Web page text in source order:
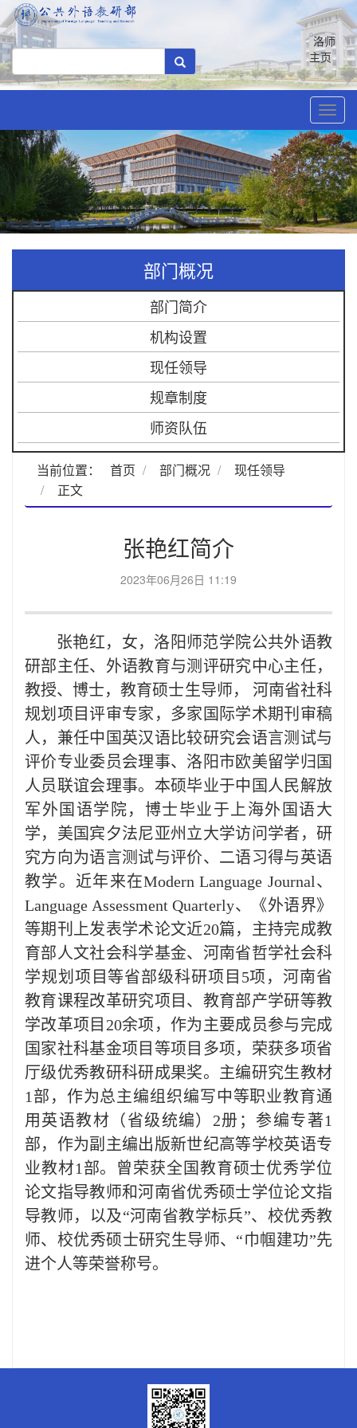
洛师
主页
部门概况
部门简介
机构设置
现任领导
规章制度
师资队伍
当前位置： 首页 部门概况
现任领导
正文
张艳红简介
2023年06月26日 11:19
张艳红，女，洛阳师范学院公共外语教
研部主任、外语教育与测评研究中心主任，
教授、博士，教育硕士生导师， 河南省社科
规划项目评审专家，多家国际学术期刊审稿
人，兼任中国英汉语比较研究会语言测试与
评价专业委员会理事、洛阳市欧美留学归国
人员联谊会理事。本硕毕业于中国人民解放
军外国语学院，博士毕业于上海外国语大
学，美国宾夕法尼亚州立大学访问学者，研
究方向为语言测试与评价、二语习得与英语
教学。近年来在Modern Language Journal、
Language Assessment Quarterly、《外语界》
等期刊上发表学术论文近20篇，主持完成教
育部人文社会科学基金、河南省哲学社会科
学规划项目等省部级科研项目5项，河南省
教育课程改革研究项目、教育部产学研等教
学改革项目20余项，作为主要成员参与完成
国家社科基金项目等项目多项，荣获多项省
厅级优秀教研科研成果奖。主编研究生教材
1部，作为总主编组织编写中等职业教育通
用英语教材（省级统编）2册；参编专著1
部，作为副主编出版新世纪高等学校英语专
业教材1部。曾荣获全国教育硕士优秀学位
论文指导教师和河南省优秀硕士学位论文指
导教师，以及“河南省教学标兵”、校优秀教
师、校优秀硕士研究生导师、“巾帼建功”先
进个人等荣誉称号。